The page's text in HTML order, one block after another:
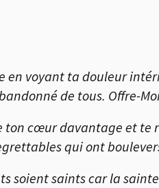
en voyant ta douleur
de tous. Offre-
ton cœur davantage et
qui ont
soient saints car la